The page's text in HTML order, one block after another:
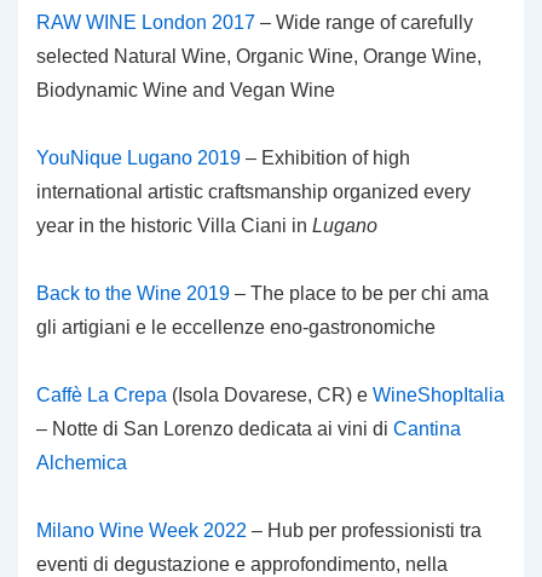
RAW WINE London 2017 – Wide range of carefully
selected Natural Wine, Organic Wine, Orange Wine,
Biodynamic Wine and Vegan Wine
YouNique Lugano 2019 – Exhibition of high
international artistic craftsmanship organized every
year in the historic Villa Ciani in Lugano
Back to the Wine 2019 – The place to be per chi ama
gli artigiani e le eccellenze eno-gastronomiche
Caffè La Crepa (Isola Dovarese, CR) e WineShopItalia
– Notte di San Lorenzo dedicata ai vini di Cantina
Alchemica
Milano Wine Week 2022 – Hub per professionisti tra
eventi di degustazione e approfondimento, nella